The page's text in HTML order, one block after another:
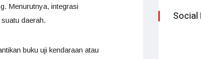
Menurutnya, integrasi
daerah.
buku uji kendaraan atau
Social